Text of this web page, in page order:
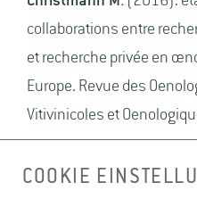
collaborations entre
et recherche privée en
Europe. Revue des
Vitivinicoles et
Hillenbrand A., Pfeifer W.,
COOKIE